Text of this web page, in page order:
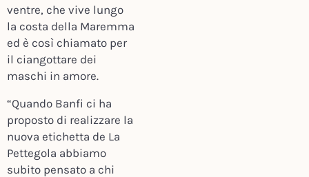
ventre, che vive lungo
la costa della Maremma
ed è così chiamato per
il ciangottare dei
maschi in amore.
“Quando Banfi ci ha
proposto di realizzare la
nuova etichetta de La
Pettegola abbiamo
subito pensato a chi